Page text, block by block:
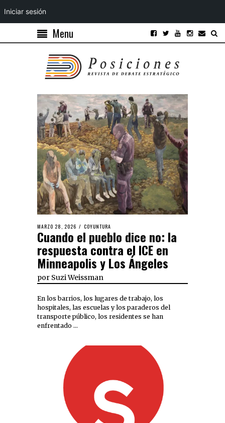
Menu
MARZO 28, 2026 COYUNTURA
Cuando el pueblo dice no: la
respuesta contra el ICE en
Minneapolis y Los Ángeles
por Suzi Weissman
En los barrios, los lugares de trabajo, los
hospitales, las escuelas y los paraderos del
transporte público, los residentes se han
enfrentado …
Iniciar sesión